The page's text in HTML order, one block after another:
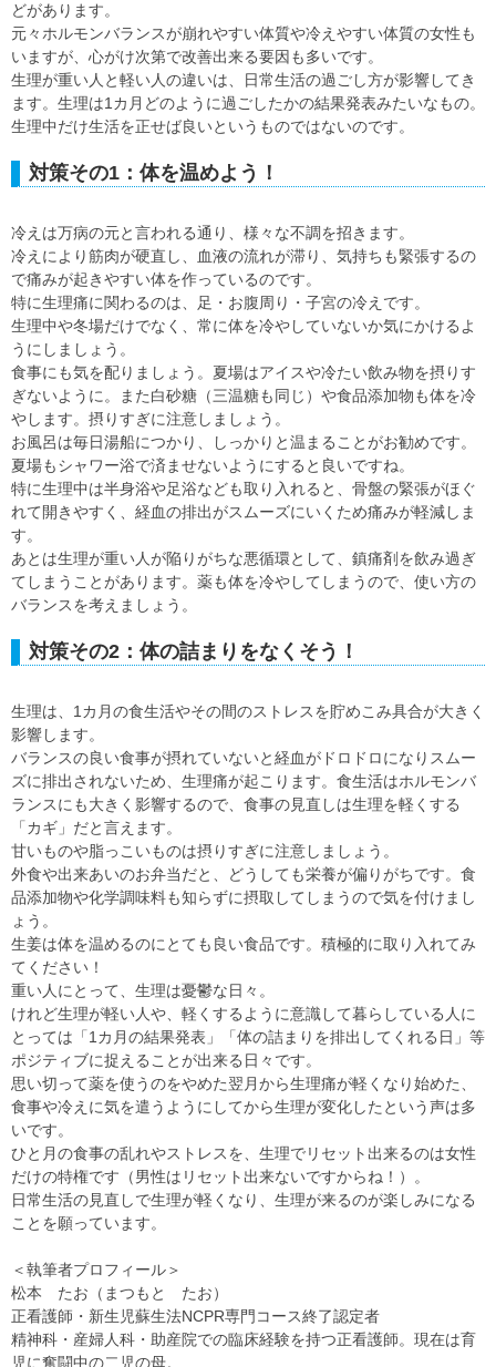
どがあります。
元々ホルモンバランスが崩れやすい体質や冷えやすい体質の女性も
いますが、心がけ次第で改善出来る要因も多いです。
生理が重い人と軽い人の違いは、日常生活の過ごし方が影響してき
ます。生理は1カ月どのように過ごしたかの結果発表みたいなもの。
生理中だけ生活を正せば良いというものではないのです。
対策その1：体を温めよう！
冷えは万病の元と言われる通り、様々な不調を招きます。
冷えにより筋肉が硬直し、血液の流れが滞り、気持ちも緊張するの
で痛みが起きやすい体を作っているのです。
特に生理痛に関わるのは、足・お腹周り・子宮の冷えです。
生理中や冬場だけでなく、常に体を冷やしていないか気にかけるよ
うにしましょう。
食事にも気を配りましょう。夏場はアイスや冷たい飲み物を摂りす
ぎないように。また白砂糖（三温糖も同じ）や食品添加物も体を冷
やします。摂りすぎに注意しましょう。
お風呂は毎日湯船につかり、しっかりと温まることがお勧めです。
夏場もシャワー浴で済ませないようにすると良いですね。
特に生理中は半身浴や足浴なども取り入れると、骨盤の緊張がほぐ
れて開きやすく、経血の排出がスムーズにいくため痛みが軽減しま
す。
あとは生理が重い人が陥りがちな悪循環として、鎮痛剤を飲み過ぎ
てしまうことがあります。薬も体を冷やしてしまうので、使い方の
バランスを考えましょう。
対策その2：体の詰まりをなくそう！
生理は、1カ月の食生活やその間のストレスを貯めこみ具合が大きく
影響します。
バランスの良い食事が摂れていないと経血がドロドロになりスムー
ズに排出されないため、生理痛が起こります。食生活はホルモンバ
ランスにも大きく影響するので、食事の見直しは生理を軽くする
「カギ」だと言えます。
甘いものや脂っこいものは摂りすぎに注意しましょう。
外食や出来あいのお弁当だと、どうしても栄養が偏りがちです。食
品添加物や化学調味料も知らずに摂取してしまうので気を付けまし
ょう。
生姜は体を温めるのにとても良い食品です。積極的に取り入れてみ
てください！
重い人にとって、生理は憂鬱な日々。
けれど生理が軽い人や、軽くするように意識して暮らしている人に
とっては「1カ月の結果発表」「体の詰まりを排出してくれる日」等
ポジティブに捉えることが出来る日々です。
思い切って薬を使うのをやめた翌月から生理痛が軽くなり始めた、
食事や冷えに気を遣うようにしてから生理が変化したという声は多
いです。
ひと月の食事の乱れやストレスを、生理でリセット出来るのは女性
だけの特権です（男性はリセット出来ないですからね！）。
日常生活の見直しで生理が軽くなり、生理が来るのが楽しみになる
ことを願っています。
＜執筆者プロフィール＞
松本 たお（まつもと たお）
正看護師・新生児蘇生法NCPR専門コース終了認定者
精神科・産婦人科・助産院での臨床経験を持つ正看護師。現在は育
児に奮闘中の二児の母。